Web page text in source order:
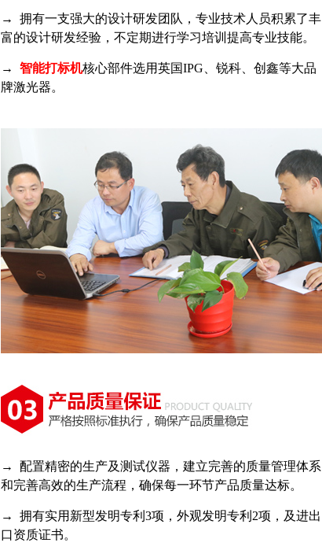
→ 拥有一支强大的设计研发团队，专业技术人员积累了丰
富的设计研发经验，不定期进行学习培训提高专业技能。
→ 智能打标机核心部件选用英国IPG、锐科、创鑫等大品
牌激光器。
→ 配置精密的生产及测试仪器，建立完善的质量管理体系
和完善高效的生产流程，确保每一环节产品质量达标。
→ 拥有实用新型发明专利3项，外观发明专利2项，及进出
口资质证书。